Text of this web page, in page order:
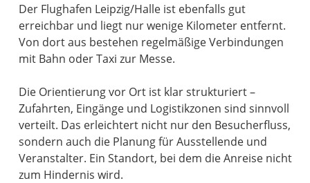
Der Flughafen Leipzig/Halle ist ebenfalls gut
erreichbar und liegt nur wenige Kilometer entfernt.
Von dort aus bestehen regelmäßige Verbindungen
mit Bahn oder Taxi zur Messe.
Die Orientierung vor Ort ist klar strukturiert –
Zufahrten, Eingänge und Logistikzonen sind sinnvoll
verteilt. Das erleichtert nicht nur den Besucherfluss,
sondern auch die Planung für Ausstellende und
Veranstalter. Ein Standort, bei dem die Anreise nicht
zum Hindernis wird.